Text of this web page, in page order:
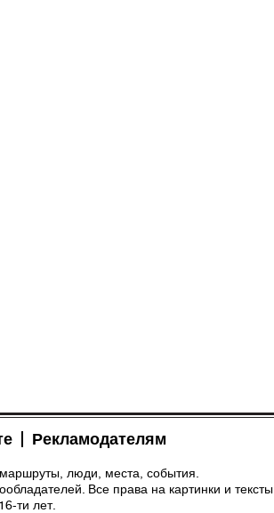
Рекламодателям
люди, места, события.
Все права на картинки и тексты
ти лет.